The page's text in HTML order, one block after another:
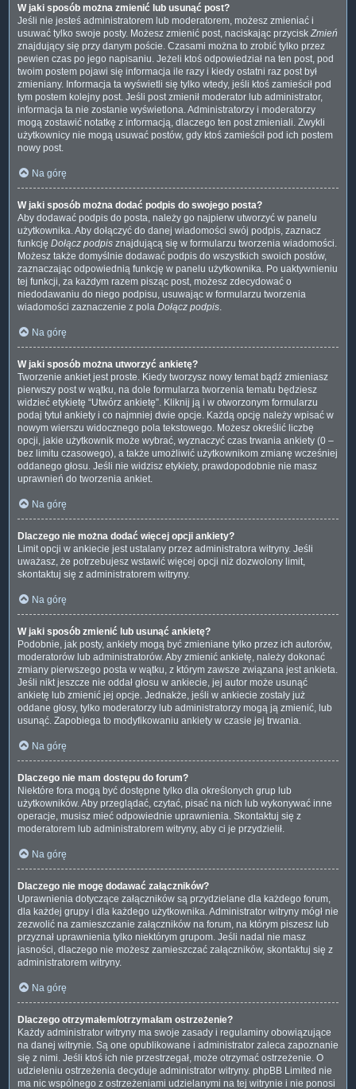
W jaki sposób można zmienić lub usunąć post?
Jeśli nie jesteś administratorem lub moderatorem, możesz zmieniać i
usuwać tylko swoje posty. Możesz zmienić post, naciskając przycisk Zmień
znajdujący się przy danym poście. Czasami można to zrobić tylko przez
pewien czas po jego napisaniu. Jeżeli ktoś odpowiedział na ten post, pod
twoim postem pojawi się informacja ile razy i kiedy ostatni raz post był
zmieniany. Informacja ta wyświetli się tylko wtedy, jeśli ktoś zamieścił pod
tym postem kolejny post. Jeśli post zmienił moderator lub administrator,
informacja ta nie zostanie wyświetlona. Administratorzy i moderatorzy
mogą zostawić notatkę z informacją, dlaczego ten post zmieniali. Zwykli
użytkownicy nie mogą usuwać postów, gdy ktoś zamieścił pod ich postem
nowy post.
Na górę
W jaki sposób można dodać podpis do swojego posta?
Aby dodawać podpis do posta, należy go najpierw utworzyć w panelu
użytkownika. Aby dołączyć do danej wiadomości swój podpis, zaznacz
funkcję Dołącz podpis znajdującą się w formularzu tworzenia wiadomości.
Możesz także domyślnie dodawać podpis do wszystkich swoich postów,
zaznaczając odpowiednią funkcję w panelu użytkownika. Po uaktywnieniu
tej funkcji, za każdym razem pisząc post, możesz zdecydować o
niedodawaniu do niego podpisu, usuwając w formularzu tworzenia
wiadomości zaznaczenie z pola Dołącz podpis.
Na górę
W jaki sposób można utworzyć ankietę?
Tworzenie ankiet jest proste. Kiedy tworzysz nowy temat bądź zmieniasz
pierwszy post w wątku, na dole formularza tworzenia tematu będziesz
widzieć etykietę “Utwórz ankietę”. Kliknij ją i w otworzonym formularzu
podaj tytuł ankiety i co najmniej dwie opcje. Każdą opcję należy wpisać w
nowym wierszu widocznego pola tekstowego. Możesz określić liczbę
opcji, jakie użytkownik może wybrać, wyznaczyć czas trwania ankiety (0 –
bez limitu czasowego), a także umożliwić użytkownikom zmianę wcześniej
oddanego głosu. Jeśli nie widzisz etykiety, prawdopodobnie nie masz
uprawnień do tworzenia ankiet.
Na górę
Dlaczego nie można dodać więcej opcji ankiety?
Limit opcji w ankiecie jest ustalany przez administratora witryny. Jeśli
uważasz, że potrzebujesz wstawić więcej opcji niż dozwolony limit,
skontaktuj się z administratorem witryny.
Na górę
W jaki sposób zmienić lub usunąć ankietę?
Podobnie, jak posty, ankiety mogą być zmieniane tylko przez ich autorów,
moderatorów lub administratorów. Aby zmienić ankietę, należy dokonać
zmiany pierwszego posta w wątku, z którym zawsze związana jest ankieta.
Jeśli nikt jeszcze nie oddał głosu w ankiecie, jej autor może usunąć
ankietę lub zmienić jej opcje. Jednakże, jeśli w ankiecie zostały już
oddane głosy, tylko moderatorzy lub administratorzy mogą ją zmienić, lub
usunąć. Zapobiega to modyfikowaniu ankiety w czasie jej trwania.
Na górę
Dlaczego nie mam dostępu do forum?
Niektóre fora mogą być dostępne tylko dla określonych grup lub
użytkowników. Aby przeglądać, czytać, pisać na nich lub wykonywać inne
operacje, musisz mieć odpowiednie uprawnienia. Skontaktuj się z
moderatorem lub administratorem witryny, aby ci je przydzielił.
Na górę
Dlaczego nie mogę dodawać załączników?
Uprawnienia dotyczące załączników są przydzielane dla każdego forum,
dla każdej grupy i dla każdego użytkownika. Administrator witryny mógł nie
zezwolić na zamieszczanie załączników na forum, na którym piszesz lub
przyznał uprawnienia tylko niektórym grupom. Jeśli nadal nie masz
jasności, dlaczego nie możesz zamieszczać załączników, skontaktuj się z
administratorem witryny.
Na górę
Dlaczego otrzymałem/otrzymałam ostrzeżenie?
Każdy administrator witryny ma swoje zasady i regulaminy obowiązujące
na danej witrynie. Są one opublikowane i administrator zaleca zapoznanie
się z nimi. Jeśli ktoś ich nie przestrzegał, może otrzymać ostrzeżenie. O
udzieleniu ostrzeżenia decyduje administrator witryny. phpBB Limited nie
ma nic wspólnego z ostrzeżeniami udzielanymi na tej witrynie i nie ponosi